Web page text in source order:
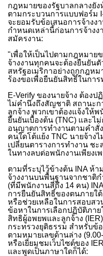
กฎหมายของรัฐบาลกลางยัง
ตามกระบวนการแบบฟอร์ม
จะยอมรับข้อเสนอการจ้างง
กำหนดเหล่านี้ก่อนการจ้าง
สมัครงาน:
"เพื่อให้เป็นไปตามกฎหมาย
จ้างงานทุกคนจะต้องยืนยัน
สหรัฐอเมริกาอย่างถูกกฎห
ร้องขอเพื่อยืนยันสิทธิ์ในการ
E-Verify ของนายจ้าง ต้องป
ไม่คำนึงถึงสัญชาติ สถานะก
ลูกจ้าง พวกเขาต้องแจ้งให้
ยืนยันเบื้องต้น (TNC) และไ
อนุญาตการทำงานตามคำสั่
คนใดโต้แย้ง TNC นายจ้าง
เปลี่ยนตารางการทำงาน ช
ในทางลบต่อพนักงานเพียงเ
ตามที่ระบุไว้ข้างต้น INAห้า
จ้างงานบนพื้นฐานจากชาติ
(ที่มีพนักงานสี่ถึง 14 คน)
การยืนยันสิทธิ์ของตนภายใต้
หรือช่วยเหลือในการสอบส
ข้อหาในการเลือกปฏิบัติภาย
สิทธิผู้อพยพและลูกจ้าง ( IER)
กระทรวงยุติธรรม สำหรับข้
ตามหมายเลขด้านล่าง
หรือเยี่ยมชมเว็บไซต์ของ
IER
และพูดเป็นภาษาใดก็ได้: